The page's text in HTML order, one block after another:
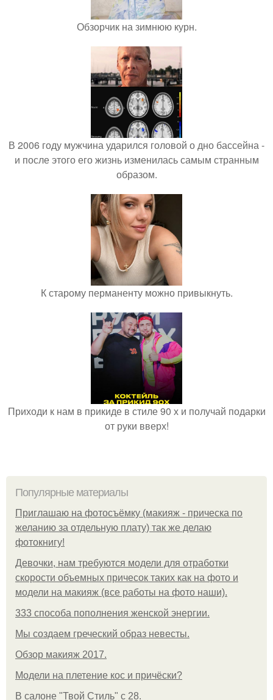
Обзорчик на зимнюю курн.
В 2006 году мужчина ударился головой о дно бассейна -
и после этого его жизнь изменилась самым странным
образом.
К старому перманенту можно привыкнуть.
Приходи к нам в прикиде в стиле 90 х и получай подарки
от руки вверх!
Популярные материалы
Приглашаю на фотосъёмку (макияж - прическа по
желанию за отдельную плату) так же делаю
фотокнигу!
Девочки, нам требуются модели для отработки
скорости объемных причесок таких как на фото и
модели на макияж (все работы на фото наши).
333 способа пополнения женской энергии.
Мы создаем греческий образ невесты.
Обзор макияж 2017.
Модели на плетение кос и причёски?
В салоне "Твой Стиль" с 28.